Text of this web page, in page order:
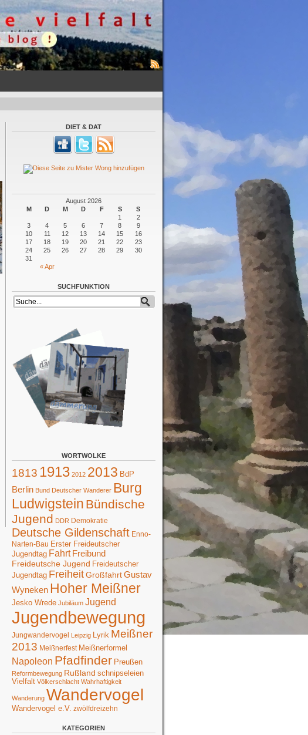
DIET & DAT
August 2026
M
D M D F S S
« Apr
1
2
3
4 5 6 7 8
9
10
11 12 13 14 15
16
17
18 19 20 21 22
23
24
25 26 27 28 29
30
31
SUCHFUNKTION
WORTWOLKE
1813 1913 2012 2013 BdP
Berlin Bund Deutscher Wanderer Burg
Ludwigstein Bündische
Jugend DDR Demokratie
Deutsche Gildenschaft Enno-
Narten-Bau Erster Freideutscher
Jugendtag Fahrt Freibund
Freideutsche Jugend Freideutscher
Jugendtag FreiheitGroßfahrtGustav
Wyneken Hoher Meißner
Jesko Wrede Jubiläum Jugend
Jugendbewegung
Jungwandervogel Leipzig Lyrik Meißner
2013 Meißnerfest Meißnerformel
Napoleon Pfadfinder Preußen
Reformbewegung Rußland schnipseleien
Vielfalt Völkerschlacht Wahrhaftigkeit
Wanderung Wandervogel
Wandervogel e.V. zwölfdreizehn
KATEGORIEN